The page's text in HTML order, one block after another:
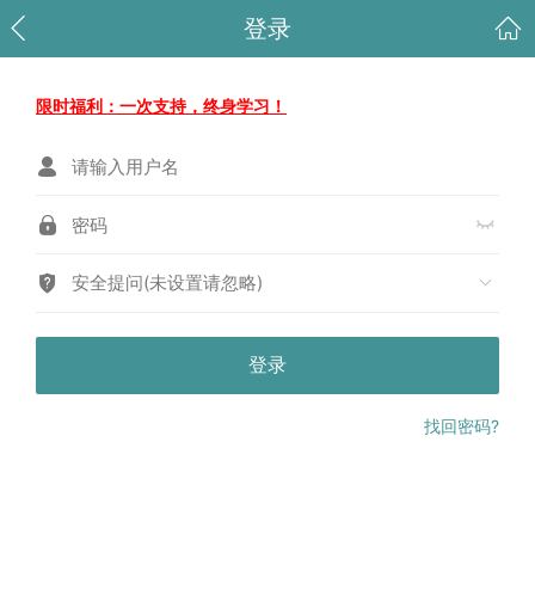
登录
限时福利：一次支持，终身学习！
安全提问(未设置请忽略)
登录
找回密码?